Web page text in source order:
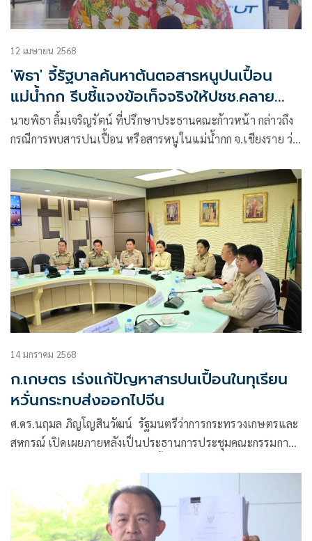
12 เมษายน 2568
'พิธา' จี้รัฐบาลค้นหาต้นตอสารหนูปนเปื้อน
แม่น้ำกก รีบชี้แจงข้อเท็จจริงให้ปชช.คลาย
กังวล
นายพิธา ลิ้มเจริญรัตน์ ที่ปรึกษาประธานคณะก้าวหน้า กล่าวถึง
กรณีการพบสารปนเปื้อน หรือสารหนูในแม่น้ำกก จ.เชียงราย ว่า
สะท้อนได้ว่าการดูแลสิ่งแวดล้อม
14 มกราคม 2568
ก.เกษตร เร่งแก้ปัญหาสารปนเปื้อนในทุเรียน
หวั่นกระทบส่งออกไปจีน
ศ.ดร.นฤมล ภิญโญสินวัฒน์ รัฐมนตรีว่าการกระทรวงเกษตรและ
สหกรณ์ เปิดเผยภายหลังเป็นประธานการประชุมคณะกรรมการ
123 กระทรวงเกษตรและสหกรณ์